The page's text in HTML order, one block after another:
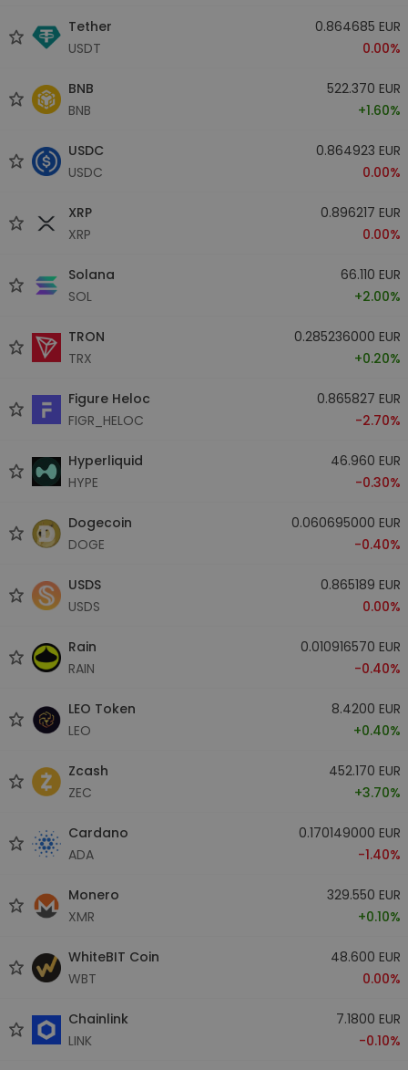
Tether
USDT
0.864685 EUR
0.00%
BNB
BNB
522.370 EUR
+1.60%
USDC
USDC
0.864923 EUR
0.00%
XRP
XRP
0.896217 EUR
0.00%
Solana
SOL
66.110 EUR
+2.00%
TRON
TRX
0.285236000 EUR
+0.20%
Figure Heloc
FIGR_HELOC
0.865827 EUR
-2.70%
Hyperliquid
HYPE
46.960 EUR
-0.30%
Dogecoin
DOGE
0.060695000 EUR
-0.40%
USDS
USDS
0.865189 EUR
0.00%
Rain
RAIN
0.010916570 EUR
-0.40%
LEO Token
LEO
8.4200 EUR
+0.40%
Zcash
ZEC
452.170 EUR
+3.70%
Cardano
ADA
0.170149000 EUR
-1.40%
Monero
XMR
329.550 EUR
+0.10%
WhiteBIT Coin
WBT
48.600 EUR
0.00%
Chainlink
LINK
7.1800 EUR
-0.10%